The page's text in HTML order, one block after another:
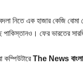
নিতে এক হাজার কেজি বোমা
পাকিস্তানও। ফের ভারতের
কম্পিউটারেThe News বাংলা